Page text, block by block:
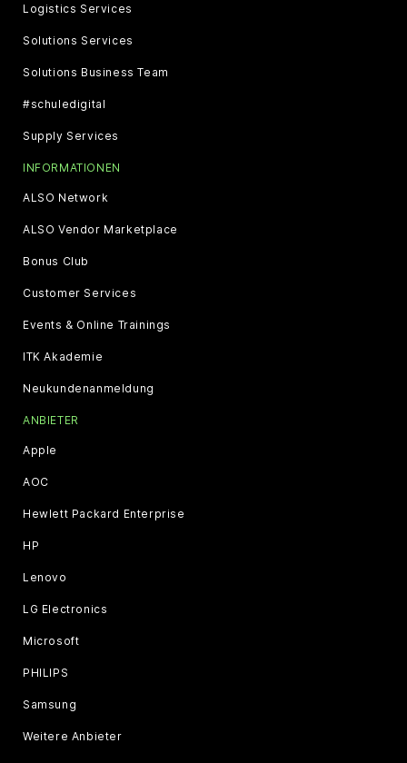
Logistics Services
Solutions Services
Solutions Business Team
#schuledigital
Supply Services
INFORMATIONEN
ALSO Network
ALSO Vendor Marketplace
Bonus Club
Customer Services
Events & Online Trainings
ITK Akademie
Neukundenanmeldung
ANBIETER
Apple
AOC
Hewlett Packard Enterprise
HP
Lenovo
LG Electronics
Microsoft
PHILIPS
Samsung
Weitere Anbieter